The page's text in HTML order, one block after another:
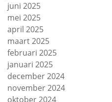
juni 2025
mei 2025
april 2025
maart 2025
februari 2025
januari 2025
december 2024
november 2024
oktober 2024